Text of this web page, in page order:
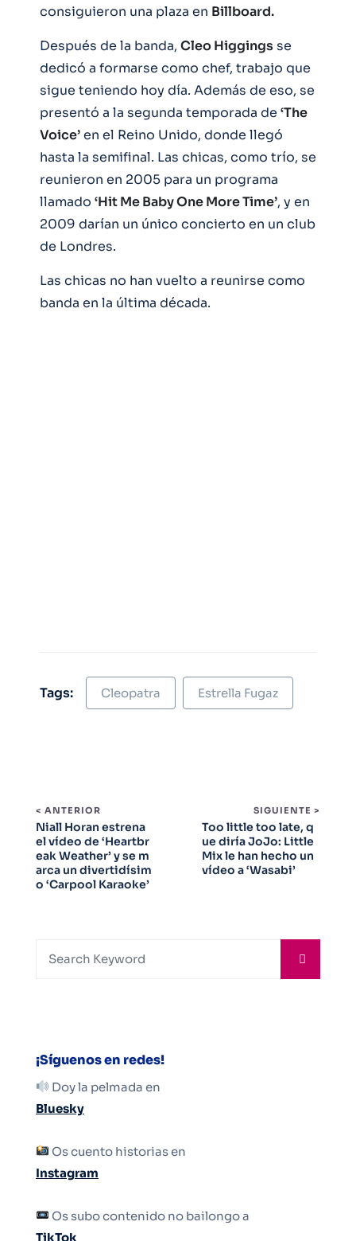
consiguieron una plaza en Billboard.
Después de la banda, Cleo Higgingsse
dedicó a formarse como chef, trabajo que
sigue teniendo hoy día. Además de eso, se
presentó a la segunda temporada de ‘The
Voice’en el Reino Unido, donde llegó
hasta la semifinal. Las chicas, como trío, se
reunieron en 2005 para un programa
llamado ‘Hit Me Baby One More Time’, y en
2009 darían un único concierto en un club
de Londres.
Las chicas no han vuelto a reunirse como
banda en la última década.
Tags: Cleopatra Estrella Fugaz
< ANTERIOR
Niall Horan estrena
el vídeo de ‘Heartbr
eak Weather’ y se m
arca un divertidísim
o ‘Carpool Karaoke’
SIGUIENTE >
Too little too late, q
ue diría JoJo: Little
Mix le han hecho un
vídeo a ‘Wasabi’
¡Síguenos en redes!
Doy la pelmada en
Bluesky
Os cuento historias en
Instagram
Os subo contenido no bailongo a
TikTok